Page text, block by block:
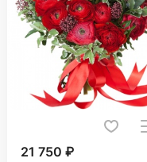
21 750 ₽